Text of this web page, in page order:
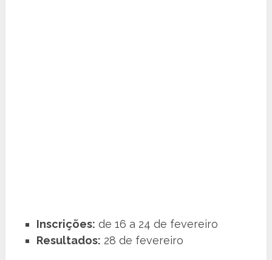
Inscrições: de 16 a 24 de fevereiro
Resultados: 28 de fevereiro